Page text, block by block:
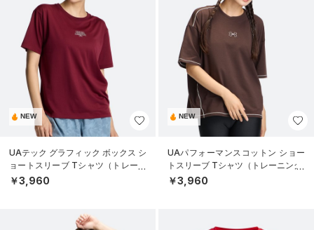
NEW
UAテック グラフィック ボックス シ
ョートスリーブ Tシャツ（トレーニ
ング/WOMEN）
￥3,960
NEW
UAパフォーマンスコットン ショー
トスリーブ Tシャツ（トレーニング/
WOMEN）
￥3,960